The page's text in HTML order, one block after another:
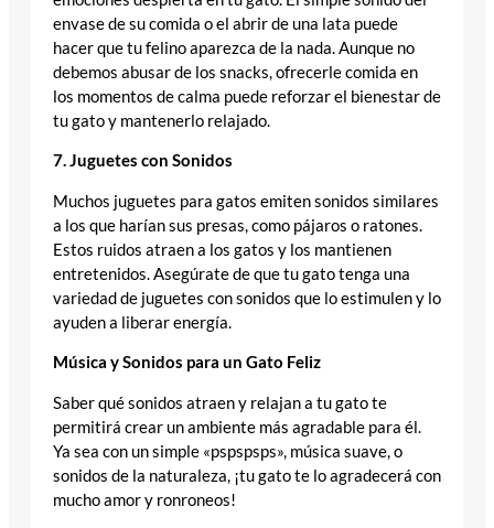
envase de su comida o el abrir de una lata puede
hacer que tu felino aparezca de la nada. Aunque no
debemos abusar de los snacks, ofrecerle comida en
los momentos de calma puede reforzar el bienestar de
tu gato y mantenerlo relajado.
7. Juguetes con Sonidos
Muchos juguetes para gatos emiten sonidos similares
a los que harían sus presas, como pájaros o ratones.
Estos ruidos atraen a los gatos y los mantienen
entretenidos. Asegúrate de que tu gato tenga una
variedad de juguetes con sonidos que lo estimulen y lo
ayuden a liberar energía.
Música y Sonidos para un Gato Feliz
Saber qué sonidos atraen y relajan a tu gato te
permitirá crear un ambiente más agradable para él.
Ya sea con un simple «pspspsps», música suave, o
sonidos de la naturaleza, ¡tu gato te lo agradecerá con
mucho amor y ronroneos!